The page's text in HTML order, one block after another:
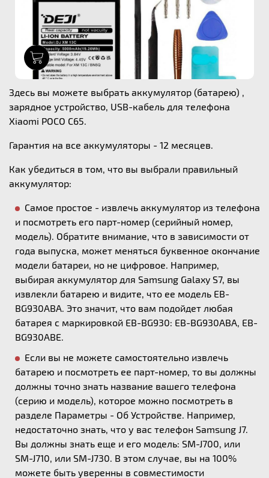
Здесь вы можете выбрать аккумулятор (батарею) ,
зарядное устройство, USB-кабель для телефона
Xiaomi POCO C65.
Гарантия на все аккумуляторы - 12 месяцев.
Как убедиться в том, что вы выбрали правильный
аккумулятор:
Самое простое - извлечь аккумулятор из телефона
и посмотреть его парт-номер (серийный номер,
модель). Обратите внимание, что в зависимости от
года выпуска, может меняться буквенное окончание
модели батареи, но не цифровое. Например,
выбирая аккумулятор для Samsung Galaxy S7, вы
извлекли батарею и видите, что ее модель EB-
BG930ABA. Это значит, что вам подойдет любая
батарея с маркировкой EB-BG930: EB-BG930ABA, EB-
BG930ABE.
Если вы не можете самостоятельно извлечь
батарею и посмотреть ее парт-номер, то вы должны
должны точно знать название вашего телефона
(серию и модель), которое можно посмотреть в
разделе Параметры - Об Устройстве. Например,
недостаточно знать, что у вас телефон Samsung J7.
Вы должны знать еще и его модель: SM-J700, или
SM-J710, или SM-J730. В этом случае, вы на 100%
можете быть уверенны в совместимости